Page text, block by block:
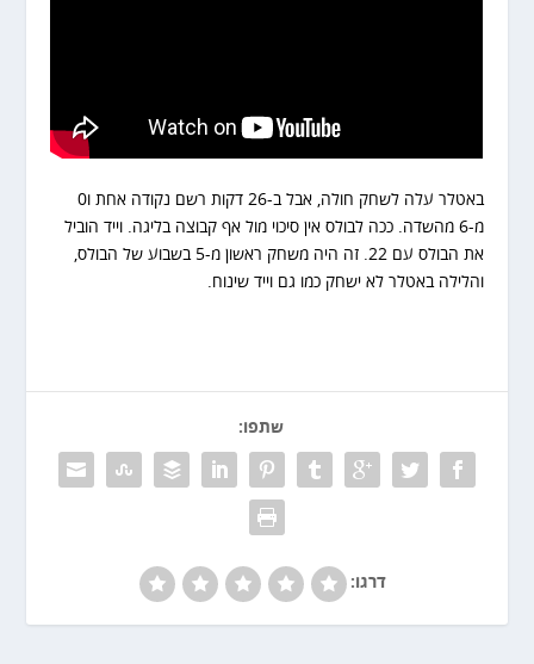
באטלר עלה לשחק חולה, אבל ב-26 דקות רשם נקודה אחת ו0
מ-6 מהשדה. ככה לבולס אין סיכוי מול אף קבוצה בליגה. וייד הוביל
את הבולס עם 22. זה היה משחק ראשון מ-5 בשבוע של הבולס,
והלילה באטלר לא ישחק כמו גם וייד שינוח.
שתפו:
דרגו: